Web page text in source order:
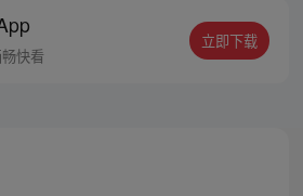
说诞生了 《这个世界过于危
三、六双更，读者群：561675062
快看
立即下载